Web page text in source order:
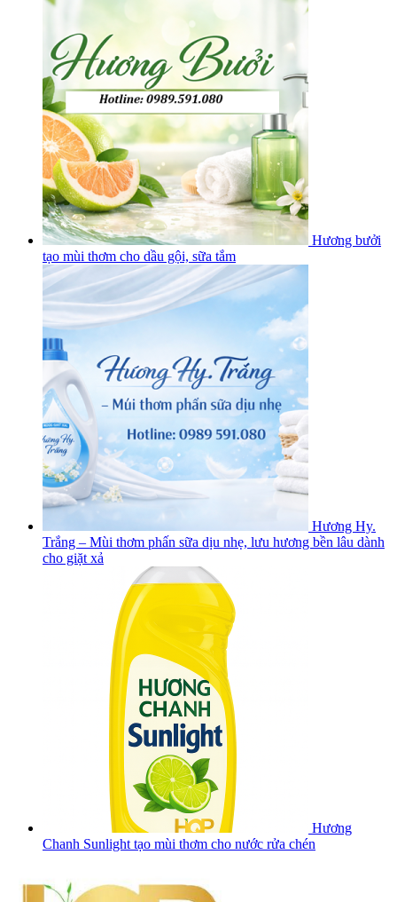
Hương bưởi
tạo mùi thơm cho dầu gội, sữa tắm
Hương Hy.
Trắng – Mùi thơm phấn sữa dịu nhẹ, lưu hương bền lâu dành
cho giặt xả
Hương
Chanh Sunlight tạo mùi thơm cho nước rửa chén